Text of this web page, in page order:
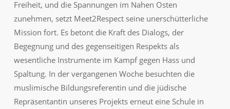
Freiheit, und die Spannungen im Nahen Osten
zunehmen, setzt Meet2Respect seine unerschütterliche
Mission fort. Es betont die Kraft des Dialogs, der
Begegnung und des gegenseitigen Respekts als
wesentliche Instrumente im Kampf gegen Hass und
Spaltung. In der vergangenen Woche besuchten die
muslimische Bildungsreferentin und die jüdische
Repräsentantin unseres Projekts erneut eine Schule in